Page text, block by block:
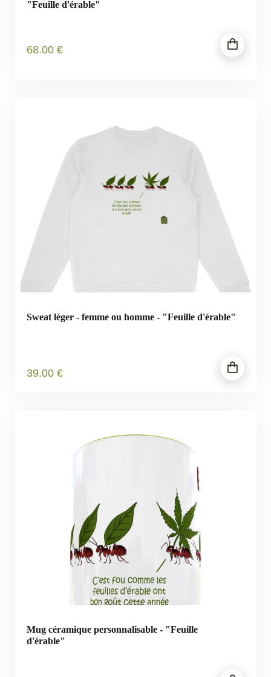
"Feuille d'érable"
68.00 €
Sweat léger - femme ou homme - "Feuille d'érable"
39.00 €
Mug céramique personnalisable - "Feuille
d'érable"